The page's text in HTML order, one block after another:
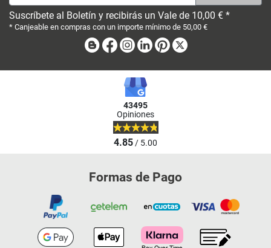
Suscríbete al Boletín y recibirás un Vale de 10,00 € *
* Canjeable en compras con un importe mínimo de 50,00 €
BlogFacebook
Instagram
LinkedinPinterest
43495
Opiniones
4.85/ 5.00
Formas de Pago